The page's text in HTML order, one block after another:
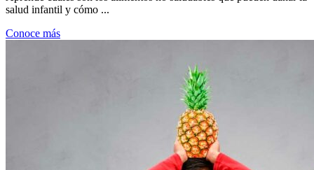
salud infantil y cómo ...
Conoce más